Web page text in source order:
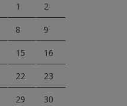
1 2
8 9
15 16
22 23
29 30